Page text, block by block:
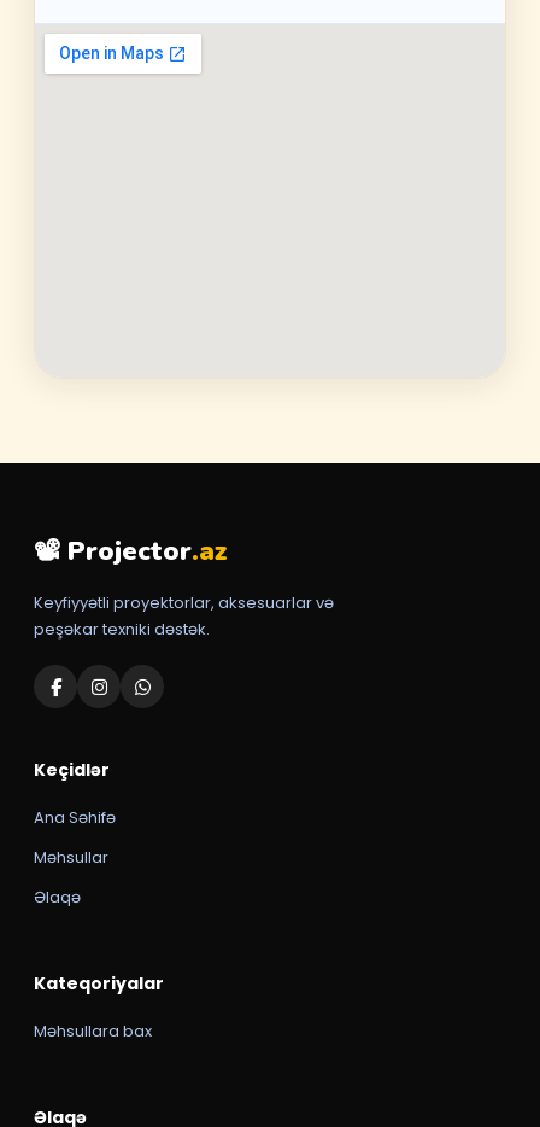
📽️ Projector.az
Keyfiyyətli proyektorlar, aksesuarlar və
peşəkar texniki dəstək.
Keçidlər
Ana Səhifə
Məhsullar
Əlaqə
Kateqoriyalar
Məhsullara bax
Əlaqə